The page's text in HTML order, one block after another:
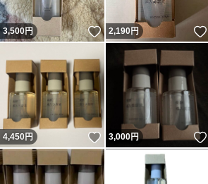
3,500円 いいね！
2,190円
4,450円 いいね！
3,000円